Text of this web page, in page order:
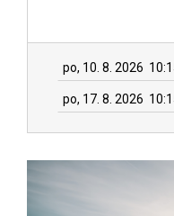
po, 10. 8. 2026
po, 17. 8. 2026